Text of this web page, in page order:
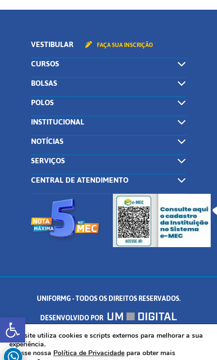
Abrir a barra de ferramentas
VESTIBULAR FAÇA SUA INSCRIÇÃO
CURSOS
BOLSAS
POLOS
INSTITUCIONAL
NOTÍCIAS
SERVIÇOS
CENTRAL DE ATENDIMENTO
UNIFORMG - TODOS OS DIREITOS RESERVADOS.
DESENVOLVIDO POR
AV. DR. ARNALDO DE SENNA, 328 - PALMEIRAS, FORMIGA/MG - CEP:
35.574.530
Este site utiliza cookies e scripts externos para melhorar a sua
experiência.
Acesse nossa Política de Privacidade para obter mais